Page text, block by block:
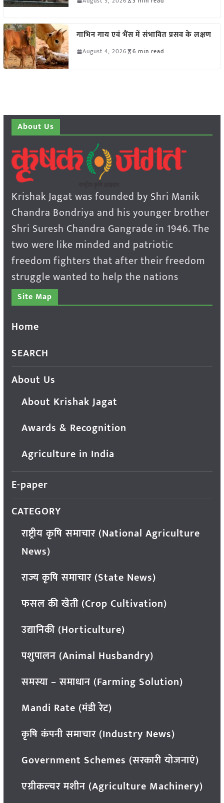
गाभिन गाय एवं भैंस में संभावित प्रसव के लक्षण
August 4, 2026 6 min read
About Us
Krishak Jagat was founded by Shri Manik
Chandra Bondriya and his younger brother
Shri Suresh Chandra Gangrade in 1946. The
two were like minded and patriotic
freedom fighters that after their freedom
struggle wanted to help the nations
Site Map
Home
SEARCH
About Us
About Krishak Jagat
Awards & Recognition
Agriculture in India
E-paper
CATEGORY
राष्ट्रीय कृषि समाचार (National Agriculture
News)
राज्य कृषि समाचार (State News)
फसल की खेती (Crop Cultivation)
उद्यानिकी (Horticulture)
पशुपालन (Animal Husbandry)
समस्या – समाधान (Farming Solution)
Mandi Rate (मंडी रेट)
कृषि कंपनी समाचार (Industry News)
Government Schemes (सरकारी योजनाएं)
एग्रीकल्चर मशीन (Agriculture Machinery)